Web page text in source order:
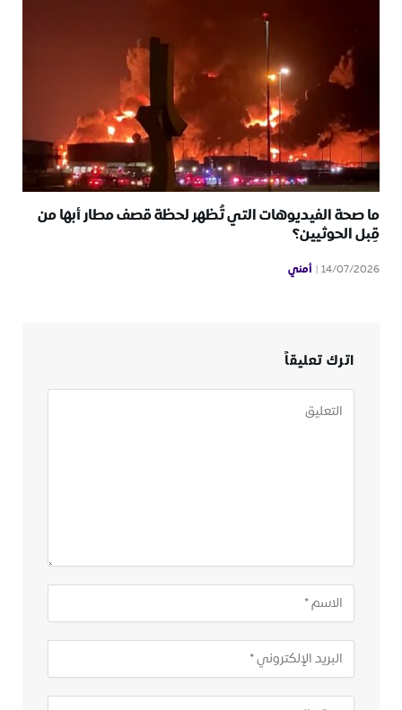
ما صحة الفيديوهات التي تُظهر لحظة قصف مطار أبها من
قِبل الحوثيين؟
14/07/2026 أمني
اترك تعليقاً